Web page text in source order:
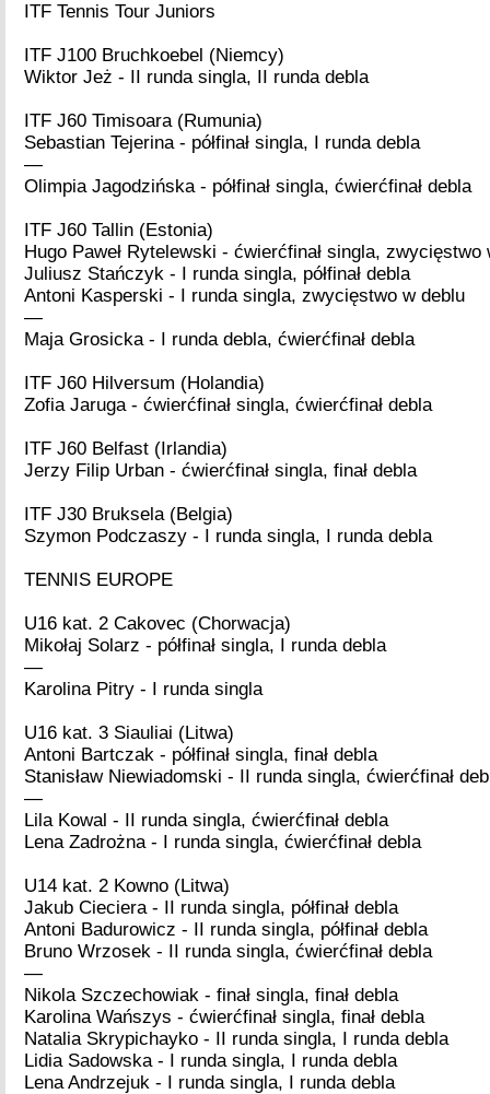
ITF Tennis Tour Juniors
ITF J100 Bruchkoebel (Niemcy)
Wiktor Jeż - II runda singla, II runda debla
ITF J60 Timisoara (Rumunia)
Sebastian Tejerina - półfinał singla, I runda debla
—
Olimpia Jagodzińska - półfinał singla, ćwierćfinał debla
ITF J60 Tallin (Estonia)
Hugo Paweł Rytelewski - ćwierćfinał singla, zwycięstwo
Juliusz Stańczyk - I runda singla, półfinał debla
Antoni Kasperski - I runda singla, zwycięstwo w deblu
—
Maja Grosicka - I runda debla, ćwierćfinał debla
ITF J60 Hilversum (Holandia)
Zofia Jaruga - ćwierćfinał singla, ćwierćfinał debla
ITF J60 Belfast (Irlandia)
Jerzy Filip Urban - ćwierćfinał singla, finał debla
ITF J30 Bruksela (Belgia)
Szymon Podczaszy - I runda singla, I runda debla
TENNIS EUROPE
U16 kat. 2 Cakovec (Chorwacja)
Mikołaj Solarz - półfinał singla, I runda debla
—
Karolina Pitry - I runda singla
U16 kat. 3 Siauliai (Litwa)
Antoni Bartczak - półfinał singla, finał debla
Stanisław Niewiadomski - II runda singla, ćwierćfinał
—
Lila Kowal - II runda singla, ćwierćfinał debla
Lena Zadrożna - I runda singla, ćwierćfinał debla
U14 kat. 2 Kowno (Litwa)
Jakub Cieciera - II runda singla, półfinał debla
Antoni Badurowicz - II runda singla, półfinał debla
Bruno Wrzosek - II runda singla, ćwierćfinał debla
—
Nikola Szczechowiak - finał singla, finał debla
Karolina Wańszys - ćwierćfinał singla, finał debla
Natalia Skrypichayko - II runda singla, I runda debla
Lidia Sadowska - I runda singla, I runda debla
Lena Andrzejuk - I runda singla, I runda debla